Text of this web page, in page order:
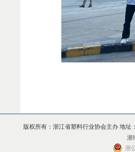
版权所有：浙江省塑料行业协会主办 地
浙
浙